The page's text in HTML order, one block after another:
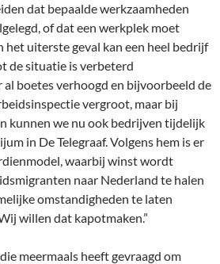
dat bepaalde werkzaamheden
of dat een werkplek moet
het uiterste geval kan een heel bedrijf
de situatie is verbeterd
al boetes verhoogd en bijvoorbeeld de
vergroot, maar bij
kunnen we nu ook bedrijven tijdelijk
in De Telegraaf. Volgens hem is er
waarbij winst wordt
naar Nederland te halen
omstandigheden te laten
willen dat kapotmaken.”
meermaals heeft gevraagd om